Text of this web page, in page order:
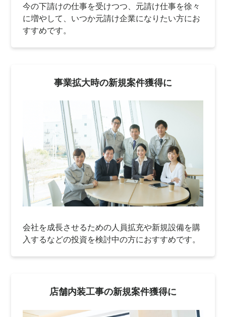
今の下請けの仕事を受けつつ、元請け仕事を徐々
に増やして、いつか元請け企業になりたい方にお
すすめです。
事業拡大時の新規案件獲得に
会社を成長させるための人員拡充や新規設備を購
入するなどの投資を検討中の方におすすめです。
店舗内装工事の新規案件獲得に